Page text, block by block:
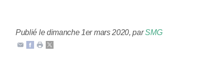
Publié le dimanche 1er mars 2020,parSMG